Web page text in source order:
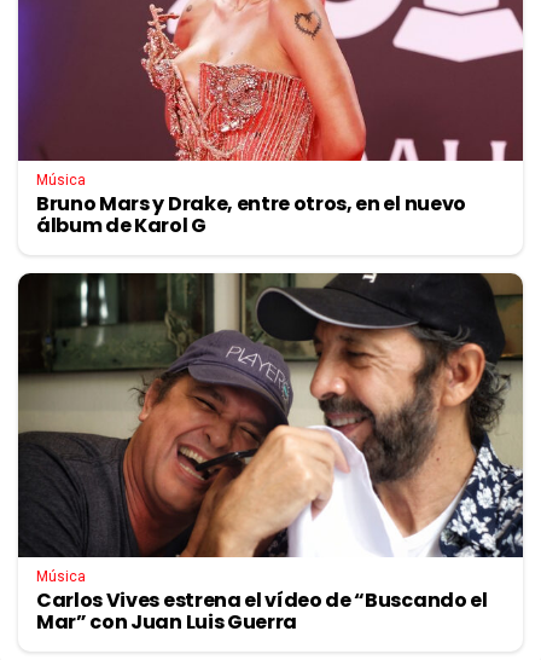
Música
Bruno Mars y Drake, entre otros, en el nuevo
álbum de Karol G
Música
Carlos Vives estrena el vídeo de “Buscando el
Mar” con Juan Luis Guerra